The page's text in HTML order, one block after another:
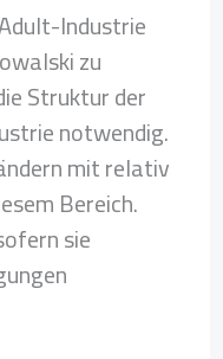
Industrie
zu
Struktur der
notwendig.
mit relativ
Bereich.
sie